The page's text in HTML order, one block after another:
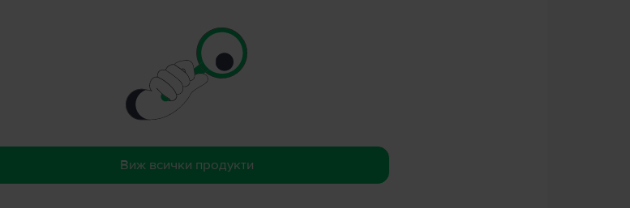
Виж всички продукти